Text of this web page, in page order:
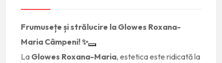
Frumusețe și strălucire la Glowes Roxana-
Maria Câmpeni! ✨
La Glowes Roxana-Maria, estetica este ridicată la